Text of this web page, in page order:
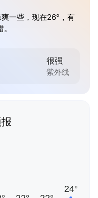
一些，现在26°，有
很强
紫外线